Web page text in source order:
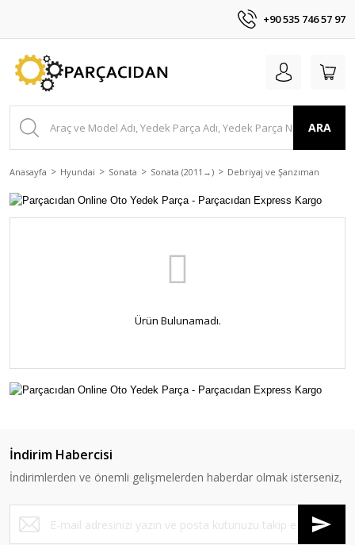
+90 535 746 57 97
ARA
Anasayfa Hyundai Sonata Sonata (2011→) Debriyaj ve Şanzıman
Ürün Bulunamadı.
İndirim Habercisi
İndirimlerden ve önemli gelişmelerden haberdar olmak isterseniz,